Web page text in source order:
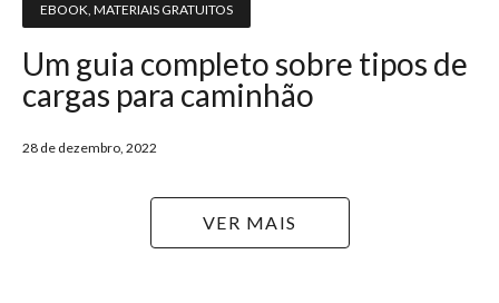
EBOOK, MATERIAIS GRATUITOS
Um guia completo sobre tipos de
cargas para caminhão
28 de dezembro, 2022
VER MAIS